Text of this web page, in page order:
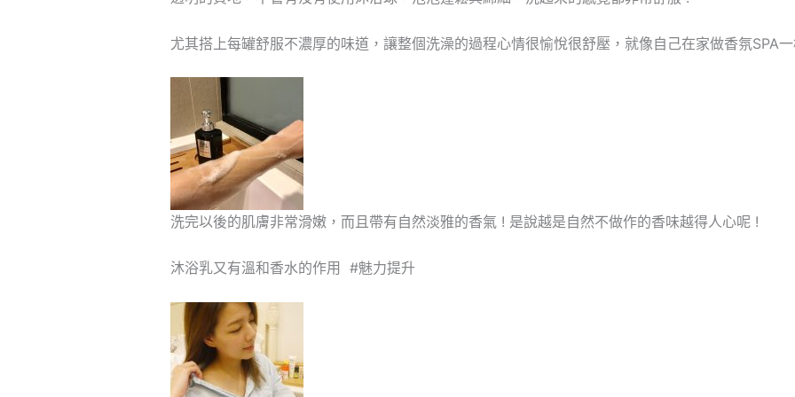
尤其搭上每罐舒服不濃厚的味道，讓整個洗澡的過程心情很愉悅很舒壓，就像自己在家做香氛SPA
洗完以後的肌膚非常滑嫩，而且帶有自然淡雅的香氣 ! 是說越是自然不做作的香味越得人心呢 !
沐浴乳又有溫和香水的作用 #魅力提升